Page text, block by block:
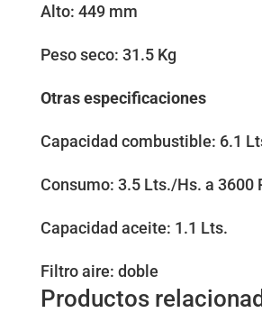
Alto: 449 mm
Peso seco: 31.5 Kg
Otras especificaciones
Capacidad combustible: 6.1
Consumo: 3.5 Lts./Hs. a 3600
Capacidad aceite: 1.1 Lts.
Filtro aire: doble
Productos